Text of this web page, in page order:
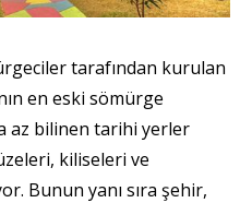
tarafından kurulan
en eski sömürge
az bilinen tarihi yerler
kiliseleri ve
Bunun yanı sıra şehir,